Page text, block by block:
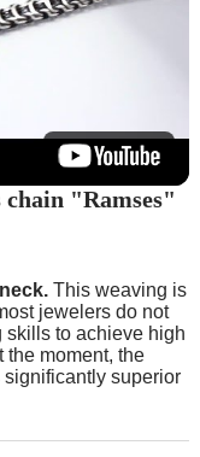
"Ramses"
This weaving is
jewelers do not
skills to achieve high
the moment, the
superior